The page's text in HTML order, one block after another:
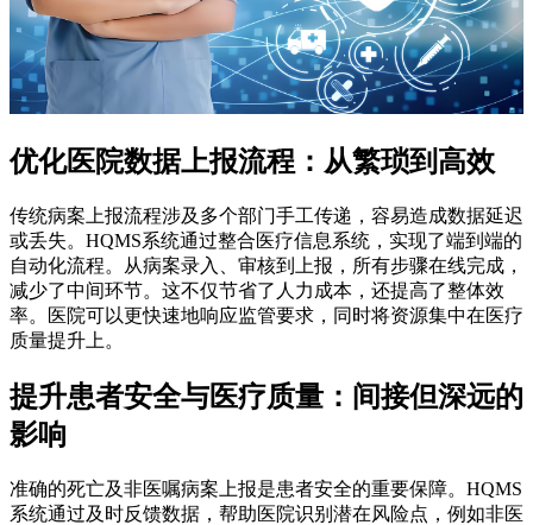
优化医院数据上报流程：从繁琐到高效
传统病案上报流程涉及多个部门手工传递，容易造成数据延迟
或丢失。HQMS系统通过整合医疗信息系统，实现了端到端的
自动化流程。从病案录入、审核到上报，所有步骤在线完成，
减少了中间环节。这不仅节省了人力成本，还提高了整体效
率。医院可以更快速地响应监管要求，同时将资源集中在医疗
质量提升上。
提升患者安全与医疗质量：间接但深远的
影响
准确的死亡及非医嘱病案上报是患者安全的重要保障。HQMS
系统通过及时反馈数据，帮助医院识别潜在风险点，例如非医